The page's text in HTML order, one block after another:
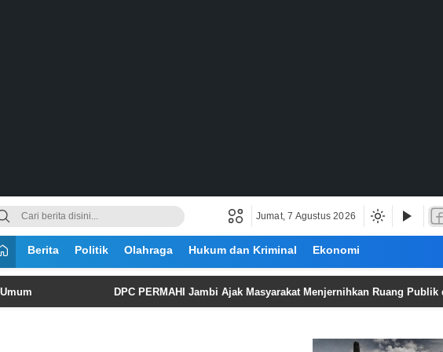
Jumat, 7 Agustus 2026
Berita Politik Olahraga Hukum dan Kriminal Ekonomi
DPC PERMAHI Jambi Ajak Masyarakat Menjernihkan Ruang Publik dari